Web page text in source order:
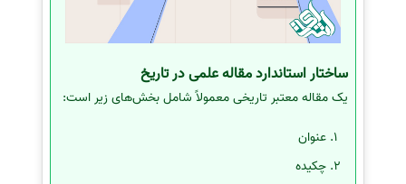
ساختار استاندارد مقاله علمی در تاریخ
یک مقاله معتبر تاریخی معمولاً شامل بخش‌های زیر است:
عنوان
چکیده